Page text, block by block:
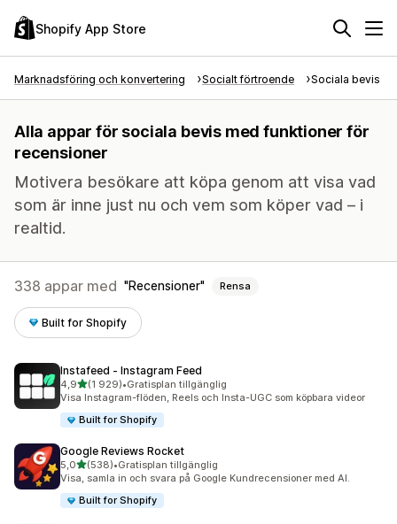
Shopify App Store
Marknadsföring och konvertering Socialt förtroende Sociala bevis
Alla appar för sociala bevis med funktioner för
recensioner
Motivera besökare att köpa genom att visa vad
som är inne just nu och vem som köper vad – i
realtid.
338 appar med Recensioner Rensa
Built for Shopify
Instafeed ‑ Instagram Feed
4,9av 5 stjärnor
(1 929)
1929 recensioner totalt
•Gratisplan tillgänglig
Visa Instagram-flöden, Reels och Insta-UGC som köpbara videor
Built for Shopify
Google Reviews Rocket
5,0av 5 stjärnor
(538)
538 recensioner totalt
•Gratisplan tillgänglig
Visa, samla in och svara på Google Kundrecensioner med AI.
Built for Shopify